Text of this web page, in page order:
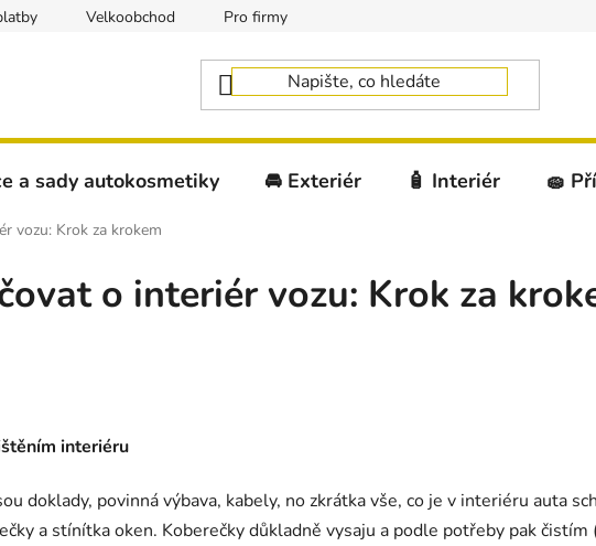
Velkoobchod Pro firmy
a sady autokosmetiky 🚘 Exteriér 🧴 Interiér 🧽
vozu: Krok za krokem
o interiér vozu: Krok za
interiéru
doklady, povinná výbava, kabely, no zkrátka vše, co je v interiéru auta
a stínítka oken. Koberečky důkladně vysaju a podle potřeby pak čistím